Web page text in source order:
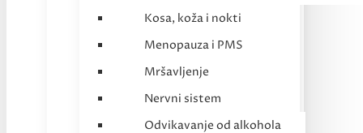
Kosa, koža i nokti
Menopauza i PMS
Mršavljenje
Nervni sistem
Odvikavanje od alkohola